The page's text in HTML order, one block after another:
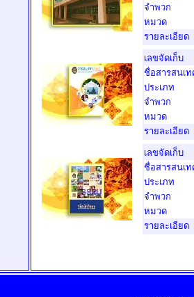
จำพวก
หมวด
รายละเอียด
เลขจัดเก็บ
ชื่อสารสนเท
ประเภท
จำพวก
หมวด
รายละเอียด
เลขจัดเก็บ
ชื่อสารสนเท
ประเภท
จำพวก
หมวด
รายละเอียด